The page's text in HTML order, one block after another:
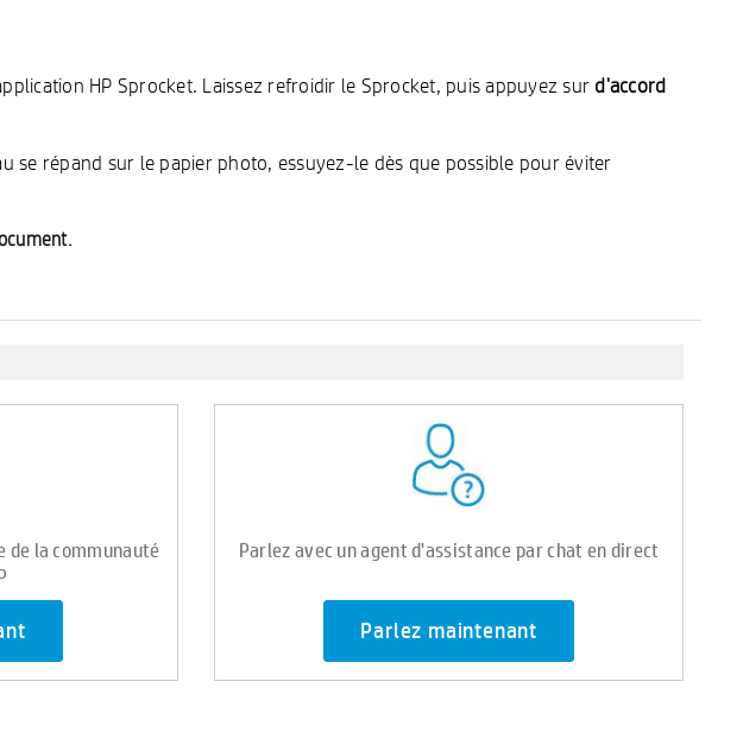
HP Sprocket. Laissez refroidir le Sprocket, puis appuyez sur d'accord
se répand sur le papier photo, essuyez-le dès que possible pour éviter
de la communauté
Parlez avec un agent d'assistance par chat en direct
Parlez maintenant